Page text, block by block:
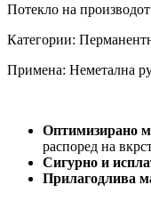
Потекло на
Категории:
Примена: Неметална
Оптимизирано
распоред на
Сигурно и
Прилагодлива